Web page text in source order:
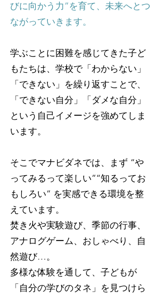
びに向かう力”を育て、未来へとつ
ながっていきます。
学ぶことに困難を感じてきた子ど
もたちは、学校で「わからない」
「できない」を繰り返すことで、
「できない自分」「ダメな自分」
という自己イメージを強めてしま
います。
そこでマナビダネでは、まず “や
ってみるって楽しい”“知るってお
もしろい” を実感できる環境を整
えています。
焚き火や実験遊び、季節の行事、
アナログゲーム、おしゃべり、自
然遊び…。
多様な体験を通して、子どもが
「自分の学びのタネ」を見つけら